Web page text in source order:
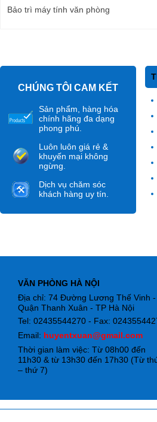
Bảo trì máy tính văn phòng
CHÚNG TÔI CAM KẾT
Sản phẩm, hàng hóa
chính hãng đa dạng
phong phú.
Luôn luôn giá rẻ &
khuyến mại không
ngừng.
Dịch vụ chăm sóc
khách hàng uy tín.
VĂN PHÒNG HÀ NỘI
Địa chỉ: 74 Đường Lương Thế Vinh -
Quận Thanh Xuân - TP Hà Nội
Tel: 02435544270 - Fax:
Email: huyentxuan@gmail.com
Thời gian làm việc: Từ 08h00 đến
11h30 & từ 13h30 đến 17h30 (Từ
– thứ 7)